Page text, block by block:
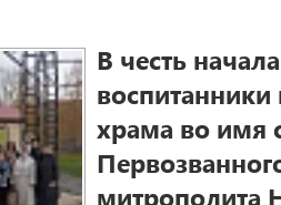
В честь
храма во имя
митрополита